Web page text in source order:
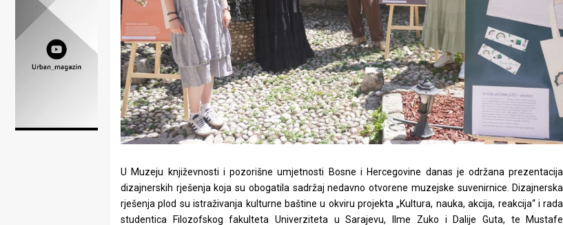
Zdravlje
stolom
u
U Muzeju književnosti i pozorišne umjetnosti Bosne i Hercegovine danas je održana prezentacija
dizajnerskih rješenja koja su obogatila sadržaj nedavno otvorene muzejske suvenirnice. Dizajnerska
rješenja plod su istraživanja kulturne baštine u okviru projekta „Kultura, nauka, akcija, reakcija“ i rada
studentica Filozofskog fakulteta Univerziteta u Sarajevu, Ilme Zuko i Dalije Guta, te Mustafe